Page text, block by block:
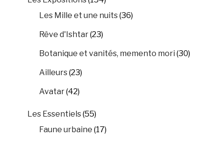
Les Mille et une nuits(36)
Rêve d'Ishtar(23)
Botanique et vanités, memento mori (30)
Ailleurs(23)
Avatar(42)
Les Essentiels(55)
Faune urbaine (17)